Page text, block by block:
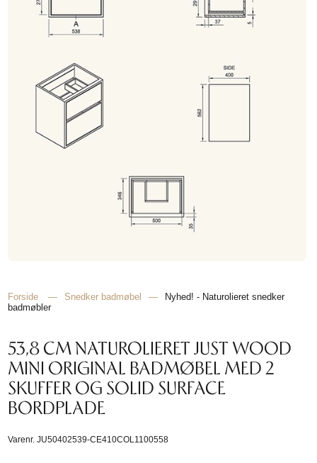
Forside — Snedker badmøbel —
Nyhed! - Naturolieret snedker
badmøbler
53,8 CM NATUROLIERET JUST WOOD
MINI ORIGINAL BADMØBEL MED 2
SKUFFER OG SOLID SURFACE
BORDPLADE
Varenr.JU50402539-CE410COL1100558